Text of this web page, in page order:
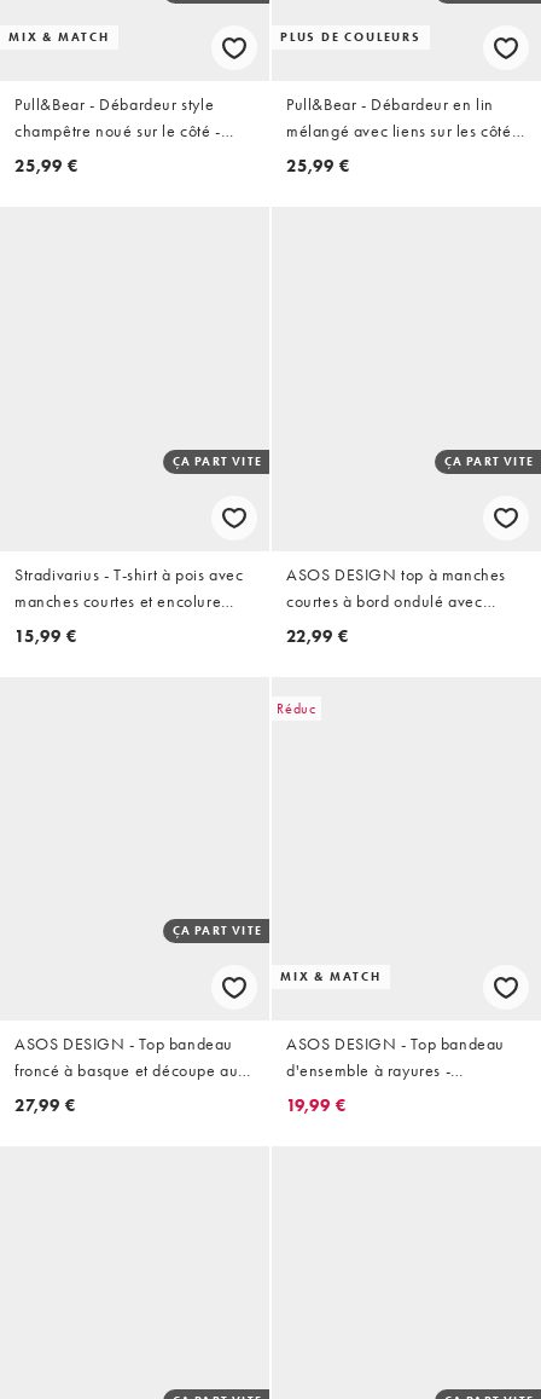
MIX & MATCH
Pull&Bear - Débardeur style
champêtre noué sur le côté -
Beige
25,99 €
PLUS DE COULEURS
Pull&Bear - Débardeur en lin
mélangé avec liens sur les côtés
- Blanc
25,99 €
ÇA PART VITE
Stradivarius - T-shirt à pois avec
manches courtes et encolure
bateau
15,99 €
ÇA PART VITE
ASOS DESIGN top à manches
courtes à bord ondulé avec
fronces et coulisse en pois
22,99 €
ÇA PART VITE
ASOS DESIGN - Top bandeau
froncé à basque et découpe au
dos - Blanc
27,99 €
Réduc
MIX & MATCH
ASOS DESIGN - Top bandeau
d'ensemble à rayures -
Multicolore
19,99 €